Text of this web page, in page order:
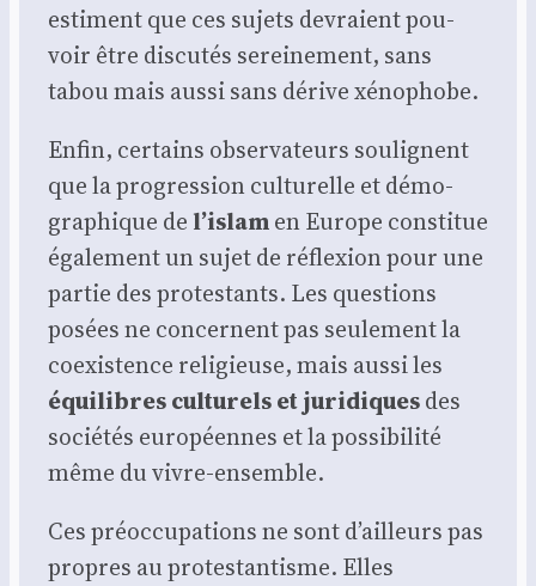
estiment que ces sujets devraient pou­
voir être dis­cu­tés serei­ne­ment, sans
tabou mais aus­si sans dérive xéno­phobe.
Enfin, cer­tains obser­va­teurs sou­lignent
que la pro­gres­sion cultu­relle et démo­
gra­phique de l’islamen Europe consti­tue
éga­le­ment un sujet de réflexion pour une
par­tie des pro­tes­tants. Les ques­tions
posées ne concernent pas seule­ment la
coexis­tence reli­gieuse, mais aus­si les
équi­libres cultu­rels et juri­diquesdes
socié­tés euro­péennes et la pos­si­bi­li­té
même du vivre-ensemble.
Ces pré­oc­cu­pa­tions ne sont d’ailleurs pas
propres au pro­tes­tan­tisme. Elles